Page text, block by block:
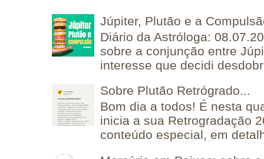
Júpiter, Plutão e a
Diário da Astróloga:
sobre a conjunção entre
interesse que decidi
Sobre Plutão Retrógrado...
Bom dia a todos! É nesta
inicia a sua Retrogradação
conteúdo especial, em